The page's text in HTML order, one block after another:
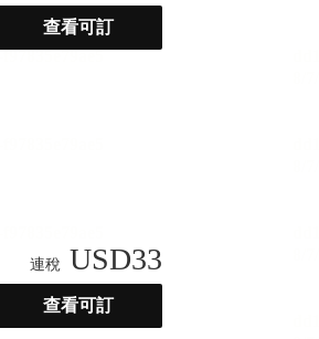
查看可訂
連稅 USD33
查看可訂